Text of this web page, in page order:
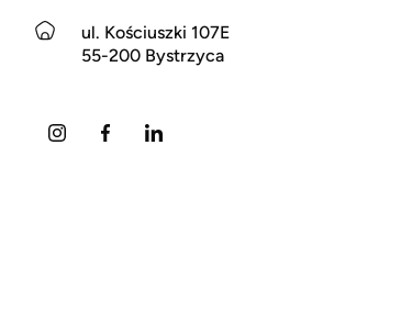
ul. Kościuszki 107E
55-200 Bystrzyca